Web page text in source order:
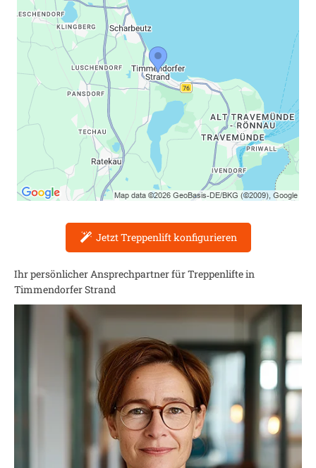
Jetzt Treppenlift konfigurieren
Ihr persönlicher Ansprechpartner für Treppenlifte in
Timmendorfer Strand